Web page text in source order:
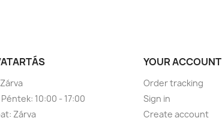
10:00 - 17:00
Zárva
YOUR ACCOUNT
Order tracking
Sign in
Create account